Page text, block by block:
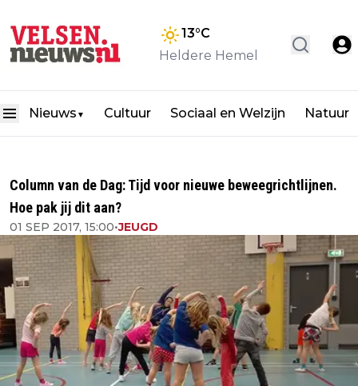
13°C
Heldere Hemel
Nieuws ▼ Cultuur Sociaal en Welzijn Natuur
Column van de Dag: Tijd voor nieuwe beweegrichtlijnen.
Hoe pak jij dit aan?
01 SEP 2017, 15:00•JEUGD